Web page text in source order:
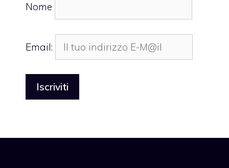
Nome
Email: